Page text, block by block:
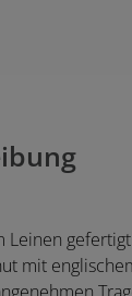
Leinen
mit